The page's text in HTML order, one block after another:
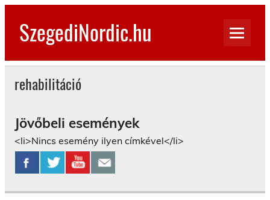
Skip
contentSzegediNordic.hu
rehabilitáció
Jövőbeli események
<li>Nincs esemény ilyen címkével</li>